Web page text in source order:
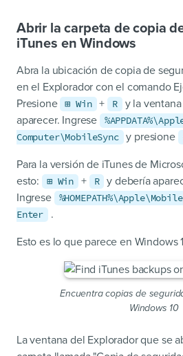
Abrir la carpeta de copia
iTunes en Windows
Abra la ubicación de copia de
en el Explorador con el comando
Presione ⊞ Win + R
y la
aparecer. Ingrese
Computer\MobileSync y presione
Para la versión de iTunes de
esto:
⊞ Win + R y debería
Ingrese
Enter
.
Esto es lo que parece en Windows
Encuentra copias de
Windows 10
La ventana del Explorador que se